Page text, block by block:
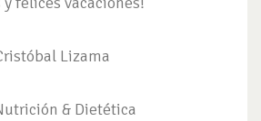
Lizama
& Dietética